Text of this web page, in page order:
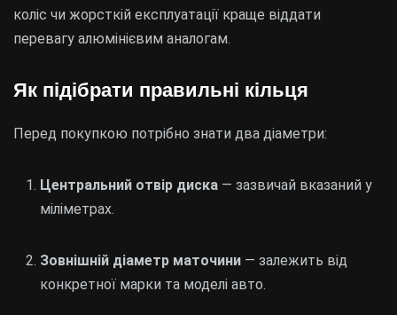
коліс чи жорсткій експлуатації краще віддати
перевагу алюмінієвим аналогам.
Як підібрати правильні кільця
Перед покупкою потрібно знати два діаметри:
Центральний отвір диска — зазвичай вказаний у
міліметрах.
Зовнішній діаметр маточини — залежить від
конкретної марки та моделі авто.